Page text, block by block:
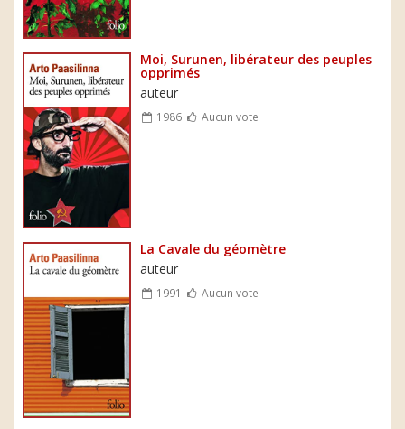
Moi, Surunen, libérateur des peuples
opprimés
auteur
1986 Aucun vote
La Cavale du géomètre
auteur
1991 Aucun vote